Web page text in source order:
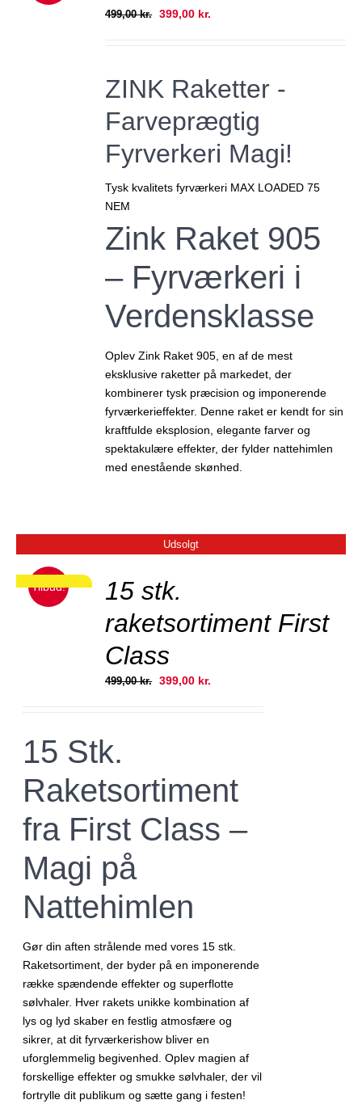
499,00kr. Den
499,00 kr..
399,00 kr.
399,00 kr..
ZINK Raketter -
Farveprægtig
Fyrverkeri Magi!
Tysk kvalitets fyrværkeri MAX LOADED 75
NEM
Zink Raket 905
– Fyrværkeri i
Verdensklasse
OplevZink Raket 905 , en af de mest
eksklusive raketter på markedet, der
kombinerer tysk præcision og imponerende
fyrværkerieffekter. Denne raket er kendt for sin
kraftfulde eksplosion, elegante farver og
spektakulære effekter, der fylder nattehimlen
med enestående skønhed.
Udsolgt
Tilbud!
PRIS!
15 stk.
raketsortiment First
Class
499,00kr. Den
399,00 kr.
15 Stk.
Raketsortiment
fra First Class –
Magi på
Nattehimlen
Gør din aften strålende med vores 15 stk.
Raketsortiment, der byder på en imponerende
række spændende effekter og superflotte
sølvhaler. Hver rakets unikke kombination af
lys og lyd skaber en festlig atmosfære og
sikrer, at dit fyrværkerishow bliver en
uforglemmelig begivenhed. Oplev magien af
forskellige effekter og smukke sølvhaler, der vil
fortrylle dit publikum og sætte gang i festen!